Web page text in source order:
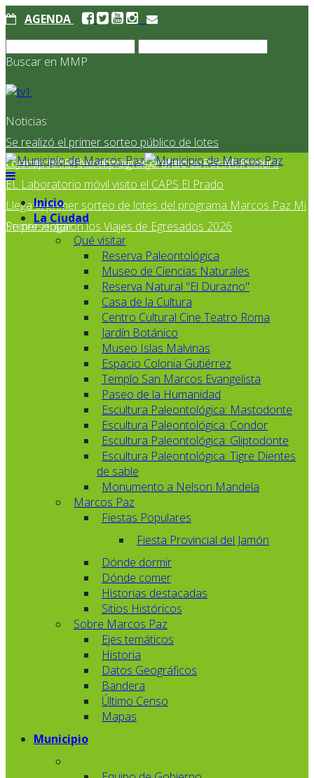
AGENDA
Buscar en MMP
Noticias:
Se realizó el primer sorteo público de lotes
correspondientes al programa Marcos Paz Mi Primer
El Jardín N° 910 continúa mejorando su infraestructura
EL Laboratorio móvil visito el CAPS El Prado
Llega el primer sorteo de lotes del programa Marcos Paz Mi
Primer Hogar
Se presentaron los Viajes de Egresados 2026
Inicio
La Ciudad
Qué visitar
Reserva Paleontológica
Museo de Ciencias Naturales
Reserva Natural "El Durazno"
Casa de la Cultura
Centro Cultural Cine Teatro Roma
Jardín Botánico
Museo Islas Malvinas
Espacio Colonia Gutiérrez
Templo San Marcos Evangelista
Paseo de la Humanidad
Escultura Paleontológica: Mastodonte
Escultura Paleontológica: Condor
Escultura Paleontológica: Gliptodonte
Escultura Paleontológica: Tigre Dientes
de sable
Monumento a Nelson Mandela
Marcos Paz
Fiestas Populares
Fiesta Provincial del Jamón
Dónde dormir
Dónde comer
Historias destacadas
Sitios Históricos
Sobre Marcos Paz
Ejes temáticos
Historia
Datos Geográficos
Bandera
Último Censo
Mapas
Municipio